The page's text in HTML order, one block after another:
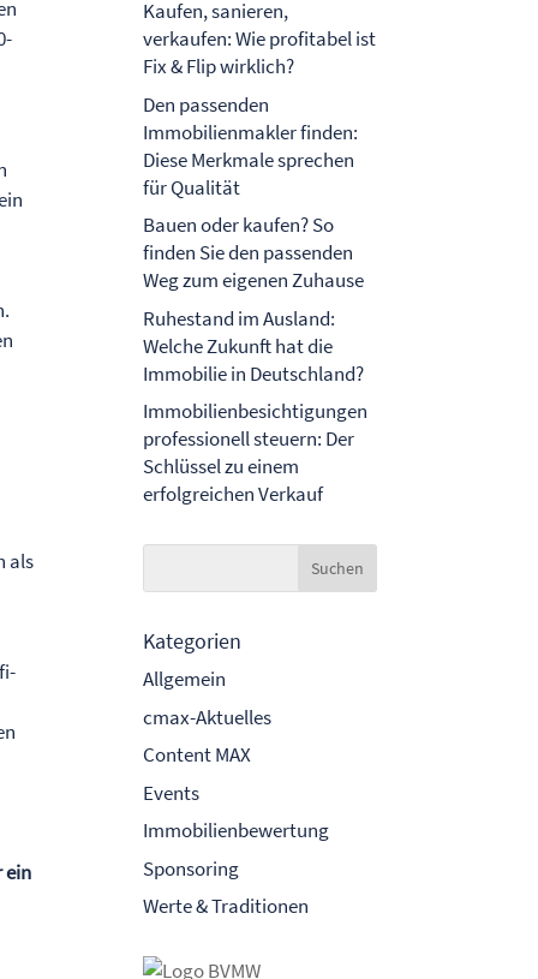
als
ein
Kaufen, sanieren,
verkaufen: Wie profitabel ist
Fix & Flip wirklich?
Den passenden
Immobilienmakler finden:
Diese Merkmale sprechen
für Qualität
Bauen oder kaufen? So
finden Sie den passenden
Weg zum eigenen Zuhause
Ruhestand im Ausland:
Welche Zukunft hat die
Immobilie in Deutschland?
Immobilienbesichtigungen
professionell steuern: Der
Schlüssel zu einem
erfolgreichen Verkauf
Kategorien
Allgemein
cmax-Aktuelles
Content MAX
Events
Immobilienbewertung
Sponsoring
Werte & Traditionen